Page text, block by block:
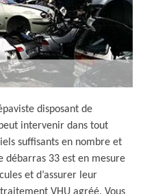
disposant de
intervenir dans tout
suffisants en nombre et
débarras 33 est en mesure
et d’assurer leur